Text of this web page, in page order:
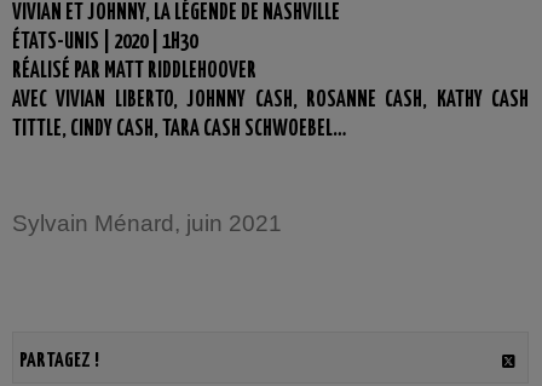
VIVIAN ET JOHNNY, LA LÉGENDE DE NASHVILLE
ÉTATS-UNIS | 2020 | 1H30
RÉALISÉ PAR MATT RIDDLEHOOVER
AVEC VIVIAN LIBERTO, JOHNNY CASH, ROSANNE CASH, KATHY CASH
TITTLE, CINDY CASH, TARA CASH SCHWOEBEL…
Sylvain Ménard, juin 2021
PARTAGEZ !